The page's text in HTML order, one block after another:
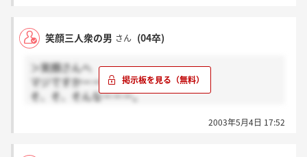
また覗きに来ますね！
私も落ちてしまってすごくショックです。
でもお互い笑顔で頑張りましょうね！！
笑顔三人衆の男 さん (04卒)
＞笑顔さんへ
マジですかーー（T.T)
そ、そ、そんなーーー。
す。。。。。。。。。。。。。。。。。。。。。。。
2003年5月4日 17:52